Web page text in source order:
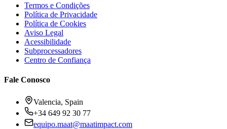
Termos e Condições
Política de Privacidade
Política de Cookies
Aviso Legal
Acessibilidade
Subprocessadores
Centro de Confiança
Fale Conosco
Valencia, Spain
+34 649 92 30 77
equipo.maat@maatimpact.com